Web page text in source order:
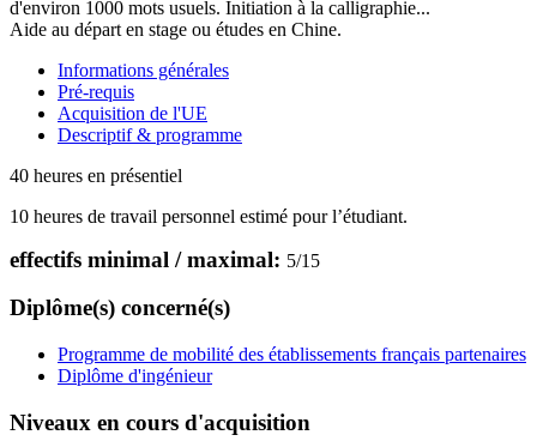
d'environ 1000 mots usuels. Initiation à la calligraphie...
Aide au départ en stage ou études en Chine.
Informations générales
Pré-requis
Acquisition de l'UE
Descriptif & programme
40 heures en présentiel
10 heures de travail personnel estimé pour l’étudiant.
effectifs minimal / maximal: 5/15
Diplôme(s) concerné(s)
Programme de mobilité des établissements français partenaires
Diplôme d'ingénieur
Niveaux en cours d'acquisition